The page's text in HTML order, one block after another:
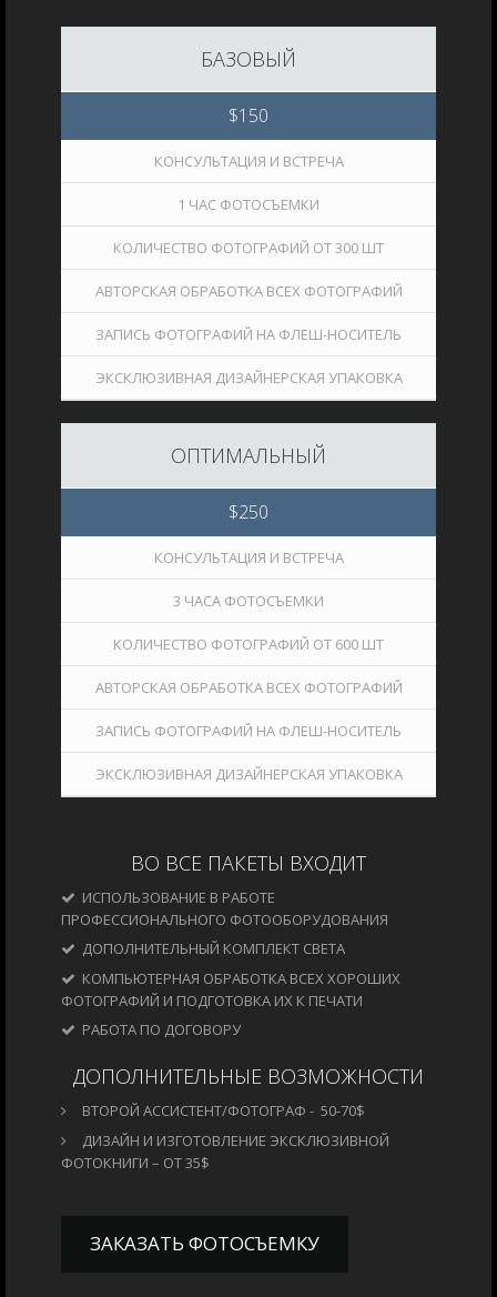
БАЗОВЫЙ
$150
КОНСУЛЬТАЦИЯ И ВСТРЕЧА
1 ЧАС ФОТОСЪЕМКИ
КОЛИЧЕСТВО ФОТОГРАФИЙ ОТ 300 ШТ
АВТОРСКАЯ ОБРАБОТКА ВСЕХ ФОТОГРАФИЙ
ЗАПИСЬ ФОТОГРАФИЙ НА ФЛЕШ-НОСИТЕЛЬ
ЭКСКЛЮЗИВНАЯ ДИЗАЙНЕРСКАЯ УПАКОВКА
ОПТИМАЛЬНЫЙ
$250
КОНСУЛЬТАЦИЯ И ВСТРЕЧА
3 ЧАСА ФОТОСЪЕМКИ
КОЛИЧЕСТВО ФОТОГРАФИЙ ОТ 600 ШТ
АВТОРСКАЯ ОБРАБОТКА ВСЕХ ФОТОГРАФИЙ
ЗАПИСЬ ФОТОГРАФИЙ НА ФЛЕШ-НОСИТЕЛЬ
ЭКСКЛЮЗИВНАЯ ДИЗАЙНЕРСКАЯ УПАКОВКА
ВО ВСЕ ПАКЕТЫ ВХОДИТ
ИСПОЛЬЗОВАНИЕ В РАБОТЕ
ПРОФЕССИОНАЛЬНОГО ФОТООБОРУДОВАНИЯ
ДОПОЛНИТЕЛЬНЫЙ КОМПЛЕКТ СВЕТА
КОМПЬЮТЕРНАЯ ОБРАБОТКА ВСЕХ ХОРОШИХ
ФОТОГРАФИЙ И ПОДГОТОВКА ИХ К ПЕЧАТИ
РАБОТА ПО ДОГОВОРУ
ДОПОЛНИТЕЛЬНЫЕ ВОЗМОЖНОСТИ
ВТОРОЙ АССИСТЕНТ/ФОТОГРАФ - 50-70$
ДИЗАЙН И ИЗГОТОВЛЕНИЕ ЭКСКЛЮЗИВНОЙ
ФОТОКНИГИ – ОТ 35$
ЗАКАЗАТЬ ФОТОСЪЕМКУ